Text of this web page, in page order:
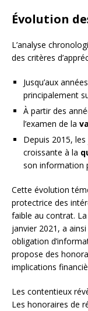
Évolution
L’analyse
des critères
Jusqu’aux
principalement
À partir des
l’examen de la
Depuis 2015,
croissante à la
son information
Cette évolution
protectrice des
faible au contrat. La
janvier 2021, a
obligation
propose des
implications
Les contentieux
Les honoraires de